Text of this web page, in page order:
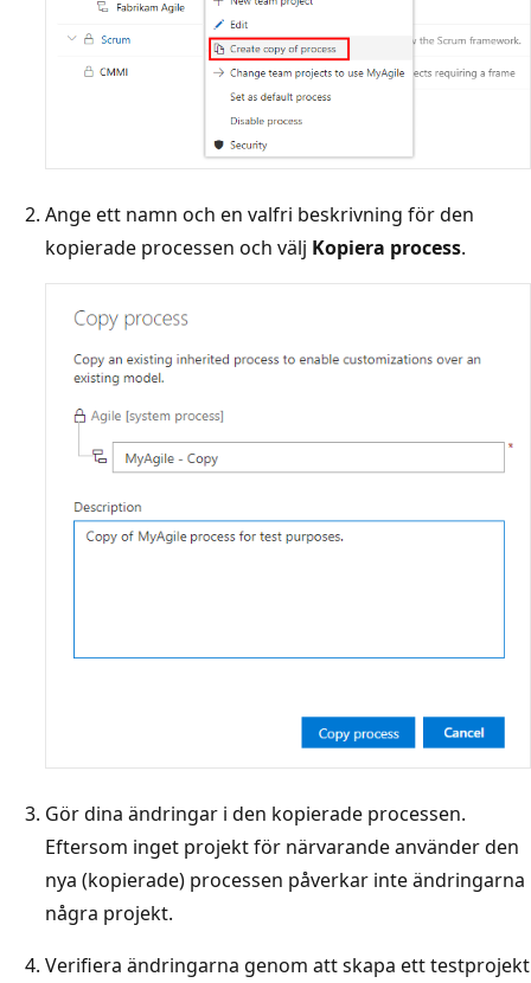
Ange ett namn och en valfri beskrivning för den
kopierade processen och välj Kopiera process.
Gör dina ändringar i den kopierade processen.
Eftersom inget projekt för närvarande använder den
nya (kopierade) processen påverkar inte ändringarna
några projekt.
Verifiera ändringarna genom att skapa ett testprojekt